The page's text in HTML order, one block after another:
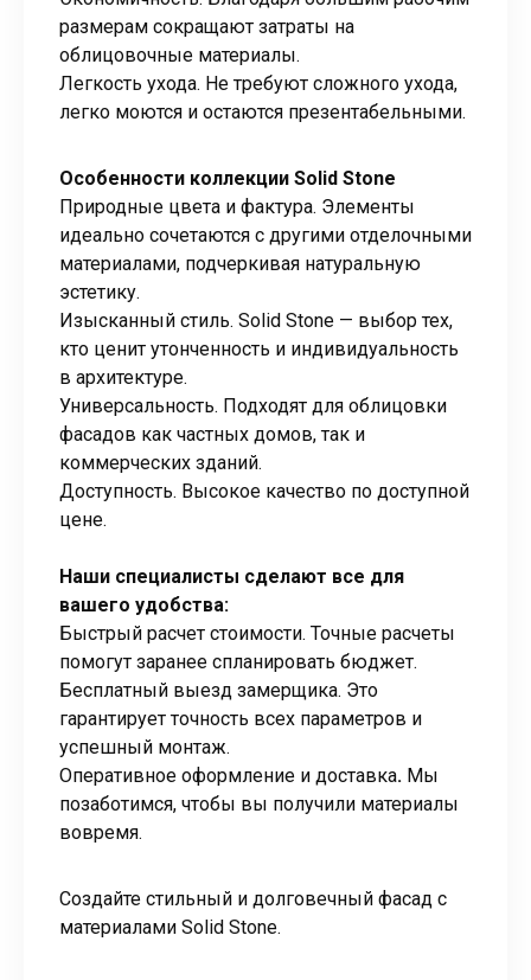
размерам сокращают затраты на
облицовочные материалы.
Легкость ухода. Не требуют сложного ухода,
легко моются и остаются презентабельными.
Особенности коллекции Solid Stone
Природные цвета и фактура. Элементы
идеально сочетаются с другими отделочными
материалами, подчеркивая натуральную
эстетику.
Изысканный стиль. Solid Stone — выбор тех,
кто ценит утонченность и индивидуальность
в архитектуре.
Универсальность. Подходят для облицовки
фасадов как частных домов, так и
коммерческих зданий.
Доступность. Высокое качество по доступной
цене.
Наши специалисты сделают все для
вашего удобства:
Быстрый расчет стоимости. Точные расчеты
помогут заранее спланировать бюджет.
Бесплатный выезд замерщика. Это
гарантирует точность всех параметров и
успешный монтаж.
Оперативное оформление и доставка. Мы
позаботимся, чтобы вы получили материалы
вовремя.
Создайте стильный и долговечный фасад с
материалами Solid Stone.